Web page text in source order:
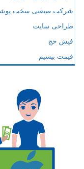
شرکت صنعتی سخت
طراحی سایت
فیش حج
قیمت بیسیم